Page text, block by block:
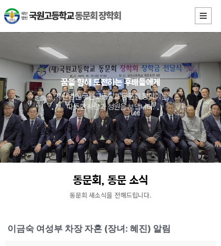
꿈을 향해 도전하는 후배들에게
재단법인 국원고등학교 동문회 장학회는
따뜻한 사랑과 성원을 보냅니다.
동문회, 동문 소식
동문회 새소식을 전해드립니다.
이금숙 여성부 차장 자혼 (장녀: 혜진) 알림